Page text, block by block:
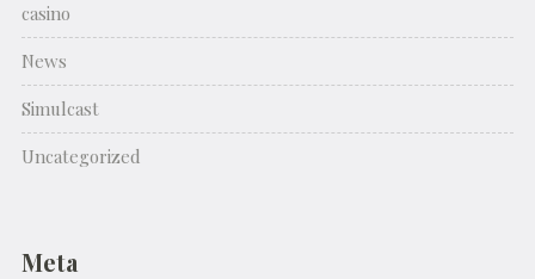
casino
News
Simulcast
Uncategorized
Meta